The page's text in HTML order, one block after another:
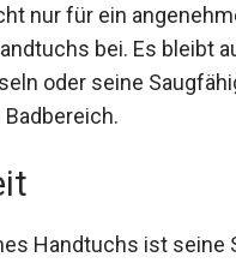
nur für ein
bei. Es bleibt
oder seine
Badbereich.
Handtuchs ist seine